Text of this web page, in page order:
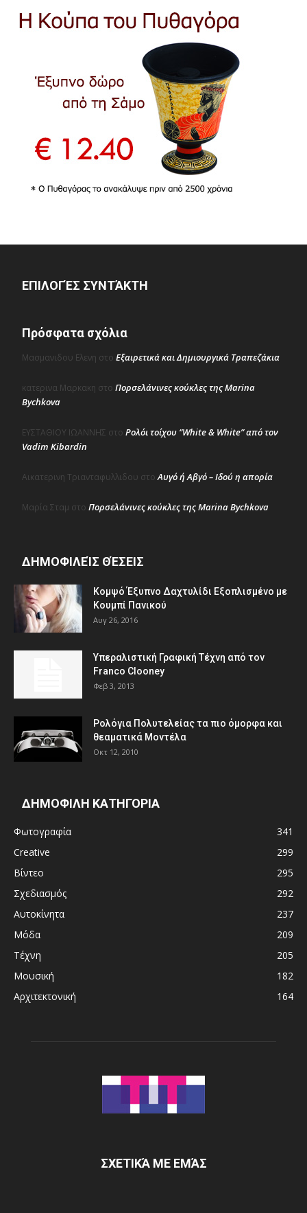
ΕΠΙΛΟΓΈΣ ΣΥΝΤΆΚΤΗ
Πρόσφατα σχόλια
Μασμανιδου Ελενη στο Εξαιρετικά και Δημιουργικά Τραπεζάκια
κατερινα Μαρκακη στο Πορσελάνινες κούκλες της Marina
Bychkova
ΕΥΣΤΑΘΙΟΥ ΙΩΑΝΝΗΣ στο Ρολόι τοίχου “White & White” από τον
Vadim Kibardin
Αικατερινη Τριανταφυλλιδου στοΑυγό ή Αβγό – Ιδού η απορία
Μαρία Σταμ στο Πορσελάνινες κούκλες της Marina Bychkova
ΔΗΜΟΦΙΛΕΊΣ ΘΈΣΕΙΣ
Κομψό Έξυπνο Δαχτυλίδι Εξοπλισμένο με
Κουμπί Πανικού
Αυγ 26, 2016
Υπεραλιστική Γραφική Τέχνη από τον
Franco Clooney
Φεβ 3, 2013
Ρολόγια Πολυτελείας τα πιο όμορφα και
θεαματικά Μοντέλα
Οκτ 12, 2010
ΔΗΜΟΦΙΛΗ ΚΑΤΗΓΟΡΙΑ
Φωτογραφία
341
Creative
299
Βίντεο
295
Σχεδιασμός
292
Αυτοκίνητα
237
Μόδα
209
Τέχνη
205
Μουσική
182
Αρχιτεκτονική
164
ΣΧΕΤΙΚΆ ΜΕ ΕΜΆΣ